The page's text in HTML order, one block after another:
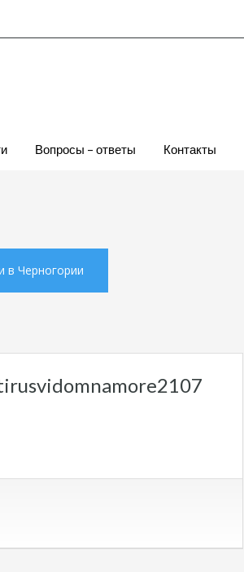
Вопросы – ответы Контакты
в Черногории